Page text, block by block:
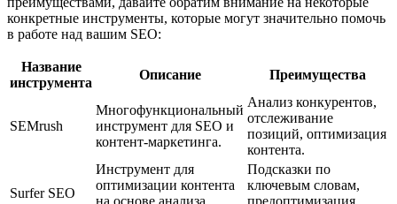
конкретные инструменты, которые могут значительно помочь
в работе над вашим SEO:
Название
инструмента
Описание Преимущества
SEMrush
Многофункциональный
инструмент для SEO и
контент-маркетинга.
Анализ конкурентов,
отслеживание
позиций, оптимизация
контента.
Surfer SEO
Инструмент для
оптимизации контента
на основе анализа
Подсказки по
ключевым словам,
предоптимизация